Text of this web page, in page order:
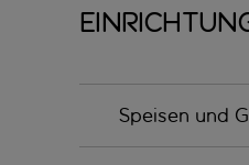
Speisen und